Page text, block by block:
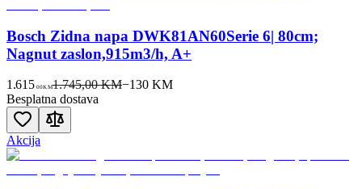
Bosch Zidna napa DWK81AN60Serie 6| 80cm;
Nagnut zaslon,915m3/h, A+
1.615 00KM1.745,00 KM−130KM
Besplatna dostava
Akcija